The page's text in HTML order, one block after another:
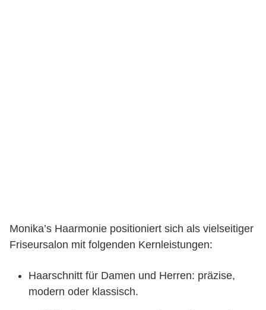
Monika’s Haarmonie positioniert sich als vielseitiger
Friseursalon mit folgenden Kernleistungen:
Haarschnitt für Damen und Herren: präzise,
modern oder klassisch.